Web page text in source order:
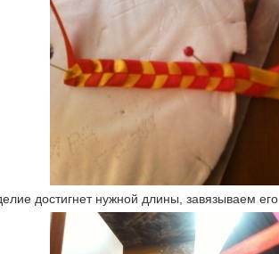
достигнет нужной длины, завязываем его.